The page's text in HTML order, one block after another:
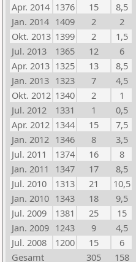
Apr. 2014 1376 15
8,5
Jan. 2014 1409 2
2
Okt. 2013 1399 2
1,5
Jul. 2013
1365 12
6
Apr. 2013 1325 13
8,5
Jan. 2013 1323 7
4,5
Okt. 2012 1340 2
1
Jul. 2012
1331 1
0,5
Apr. 2012 1344 15
7,5
Jan. 2012 1346 8
3,5
Jul. 2011
1374 16
8
Jan. 2011
1347 17
8,5
Jul. 2010
1313 21
10,5
Jan. 2010 1343 18
9,5
Jul. 2009
1381 25
15
Jan. 2009 1243 9
4,5
Jul. 2008
1200 15
6
Gesamt
305 158